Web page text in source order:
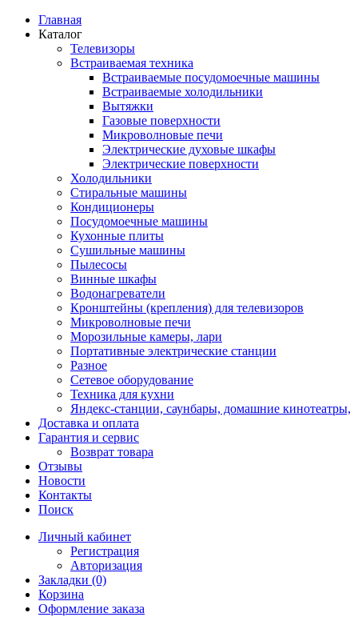
Главная
Каталог
Телевизоры
Встраиваемая техника
Встраиваемые посудомоечные машины
Встраиваемые холодильники
Вытяжки
Газовые поверхности
Микроволновые печи
Электрические духовые шкафы
Электрические поверхности
Холодильники
Стиральные машины
Кондиционеры
Посудомоечные машины
Кухонные плиты
Сушильные машины
Пылесосы
Винные шкафы
Водонагреватели
Кронштейны (крепления) для телевизоров
Микроволновые печи
Морозильные камеры, лари
Портативные электрические станции
Разное
Сетевое оборудование
Техника для кухни
Яндекс-станции, саунбары, домашние кинотеатры,
Доставка и оплата
Гарантия и сервис
Возврат товара
Отзывы
Новости
Контакты
Поиск
Личный кабинет
Регистрация
Авторизация
Закладки (0)
Корзина
Оформление заказа